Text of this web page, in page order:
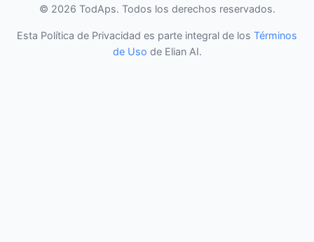
© 2026 TodAps. Todos los derechos reservados.
Esta Política de Privacidad es parte integral de los Términos
de Uso de Elian AI.